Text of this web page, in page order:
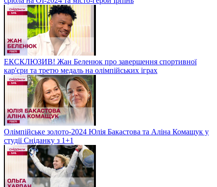
ЕКСКЛЮЗИВ! Жан Беленюк про завершення спортивної
кар'єри та третю медаль на олімпійських іграх
Олімпійське золото-2024 Юлія Бакастова та Аліна Комащук у
студії Сніданку з 1+1